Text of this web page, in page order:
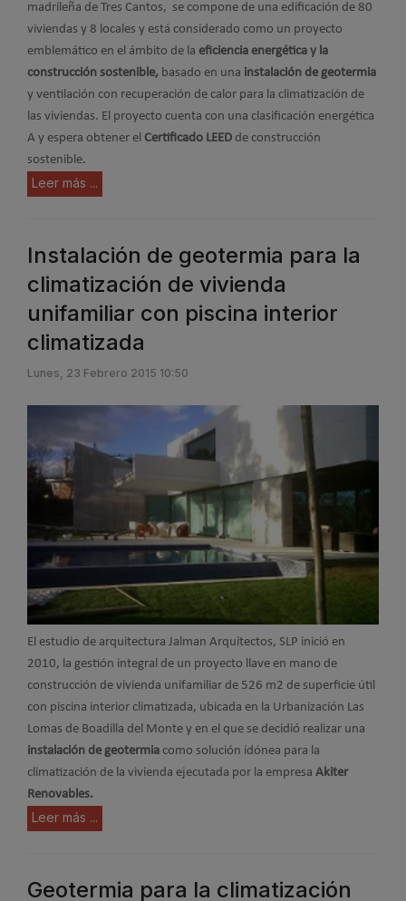
madrileña de Tres Cantos, se compone de una edificación de 80
viviendas y 8 locales y está considerado como un proyecto
emblemático en el ámbito de la eficiencia energética y la
construcción sostenible, basado en una instalación de geotermia
y ventilación con recuperación de calor para la climatización de
las viviendas. El proyecto cuenta con una clasificación energética
A y espera obtener el Certificado LEED de construcción
sostenible.
Leer más ...
Instalación de geotermia para la
climatización de vivienda
unifamiliar con piscina interior
climatizada
Lunes, 23 Febrero 2015 10:50
El estudio de arquitectura Jalman Arquitectos, SLP inició en
2010, la gestión integral de un proyecto llave en mano de
construcción de vivienda unifamiliar de 526 m2 de superficie útil
con piscina interior climatizada, ubicada en la Urbanización Las
Lomas de Boadilla del Monte y en el que se decidió realizar una
instalación de geotermia como solución idónea para la
climatización de la vivienda ejecutada por la empresa Akiter
Renovables.
Leer más ...
Geotermia para la climatización